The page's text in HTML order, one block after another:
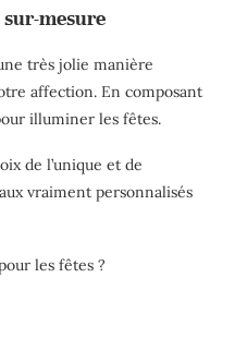
mesure
très jolie manière
affection. En composant
illuminer les fêtes.
de l’unique et de
vraiment personnalisés
les fêtes ?